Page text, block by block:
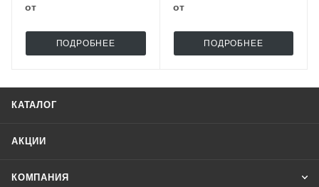
от
ПОДРОБНЕЕ
от
ПОДРОБНЕЕ
КАТАЛОГ
АКЦИИ
КОМПАНИЯ